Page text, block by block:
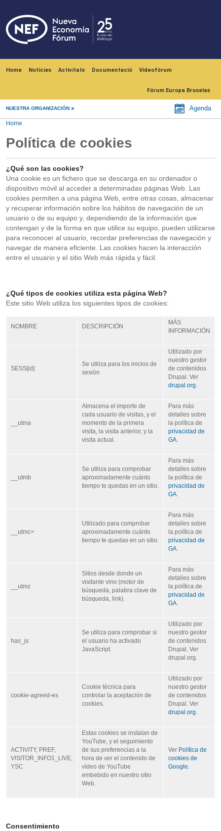
Home Notícies Activitats Documentació Videofórum
Fórum Europa Bruselas
NUESTRA ORGANIZACIÓN Agenda
Home
Política de cookies
¿Qué son las cookies?
Una cookie es un fichero que se descarga en su ordenador o
dispositivo móvil al acceder a determinadas páginas Web. Las
cookies permiten a una página Web, entre otras cosas, almacenar
y recuperar información sobre los hábitos de navegación de un
usuario o de su equipo y, dependiendo de la información que
contengan y de la forma en que utilice su equipo, pueden utilizarse
para reconocer al usuario, recordar preferencias de navegación y
navegar de manera eficiente. Las cookies hacen la interacción
entre el usuario y el sitio Web más rápida y fácil.
¿Qué tipos de cookies utiliza esta página Web?
Este sitio Web utiliza los siguientes tipos de cookies:
NOMBRE DESCRIPCIÓN
MÁS
INFORMACIÓN
SESS[id]
Se utiliza para los inicios de
sesión
Utilizado por
nuestro gestor
de contenidos
Drupal. Ver
drupal.org.
__utma
Almacena el importe de
cada usuario de visitas, y el
momento de la primera
visita, la visita anterior, y la
visita actual.
Para más
detalles sobre
la política de
privacidad de
GA.
__utmb
Se utiliza para comprobar
aproximadamente cuánto
tiempo te quedas en un sitio.
Para más
detalles sobre
la política de
privacidad de
GA.
__utmc>
Utilizado para comprobar
aproximadamente cuánto
tiempo te quedas en un sitio.
Para más
detalles sobre
la política de
privacidad de
GA.
__utmz
Sitios desde donde un
visitante vino (motor de
búsqueda, palabra clave de
búsqueda, link).
Para más
detalles sobre
la política de
privacidad de
GA.
has_js
Se utiliza para comprobar si
el usuario ha activado
JavaScript.
Utilizado por
nuestro gestor
de contenidos
Drupal. Ver
drupal.org.
cookie-agreed-es
Cookie técnica para
controlar la aceptación de
cookies.
Utilizado por
nuestro gestor
de contenidos
Drupal. Ver
drupal.org.
ACTIVITY, PREF,
VISITOR_INFO1_LIVE,
YSC
Estas cookies se instalan de
YouTube, y el seguimiento
de sus preferencias a la
hora de ver el contenido de
vídeo de YouTube
embebido en nuestro sitio
Web.
Ver Política de
cookies de
Google.
Consentimiento